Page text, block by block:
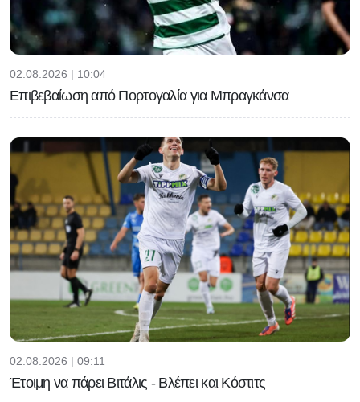
02.08.2026 | 10:04
Επιβεβαίωση από Πορτογαλία για Μπραγκάνσα
02.08.2026 | 09:11
Έτοιμη να πάρει Βιτάλις - Βλέπει και Κόστιτς